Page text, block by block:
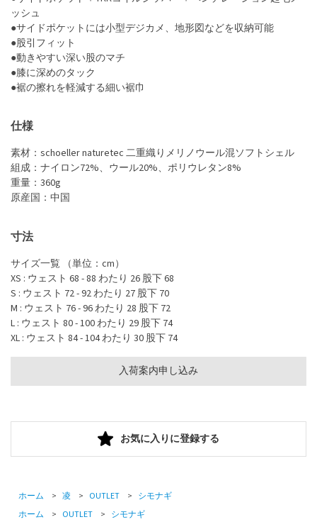
入荷案内申し込み
ッシュ
●サイドポケットには小型デジカメ、地形図などを収納可能
●股引フィット
●動きやすい深い股のマチ
●膝に深めのタック
●裾の擦れを軽減する細い裾巾
仕様
素材：schoeller naturetec 二重織りメリノウール混ソフトシェル
組成：ナイロン72%、ウール20%、ポリウレタン8%
重量：360g
原産国：中国
寸法
サイズ一覧 （単位：cm）
XS : ウェスト 68 - 88 わたり 26 股下 68
S : ウェスト 72 - 92 わたり 27 股下 70
M : ウェスト 76 - 96 わたり 28 股下 72
L : ウェスト 80 - 100 わたり 29 股下 74
XL : ウェスト 84 - 104 わたり 30 股下 74
お気に入りに登録する
ホーム > 凌 > OUTLET > シモナギ
ホーム
> OUTLET > シモナギ